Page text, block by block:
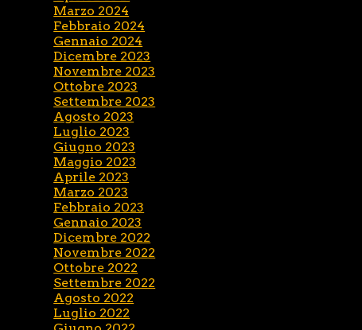
Marzo 2024
Febbraio 2024
Gennaio 2024
Dicembre 2023
Novembre 2023
Ottobre 2023
Settembre 2023
Agosto 2023
Luglio 2023
Giugno 2023
Maggio 2023
Aprile 2023
Marzo 2023
Febbraio 2023
Gennaio 2023
Dicembre 2022
Novembre 2022
Ottobre 2022
Settembre 2022
Agosto 2022
Luglio 2022